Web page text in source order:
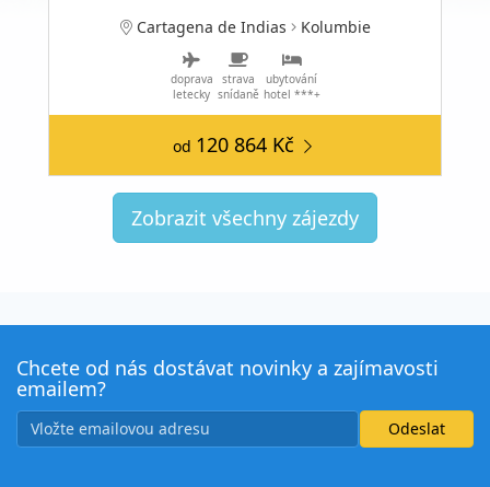
Cartagena de Indias Kolumbie
doprava
letecky
strava
snídaně
ubytování
hotel ***+
od 120 864 Kč
Zobrazit všechny zájezdy
Chcete od nás dostávat novinky a zajímavosti
emailem?